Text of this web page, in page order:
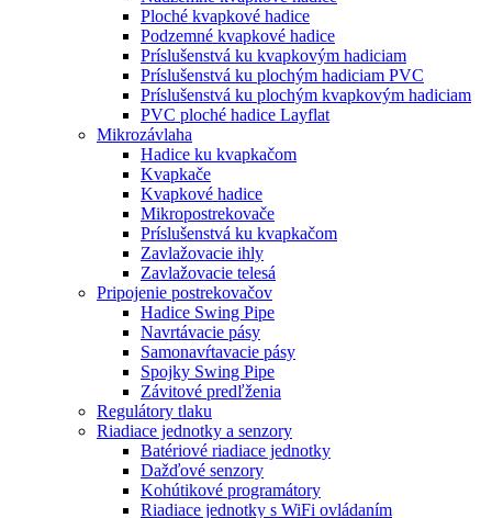
Ploché kvapkové hadice
Podzemné kvapkové hadice
Príslušenstvá ku kvapkovým hadiciam
Príslušenstvá ku plochým hadiciam PVC
Príslušenstvá ku plochým kvapkovým hadiciam
PVC ploché hadice Layflat
Mikrozávlaha
Hadice ku kvapkačom
Kvapkače
Kvapkové hadice
Mikropostrekovače
Príslušenstvá ku kvapkačom
Zavlažovacie ihly
Zavlažovacie telesá
Pripojenie postrekovačov
Hadice Swing Pipe
Navrtávacie pásy
Samonavŕtavacie pásy
Spojky Swing Pipe
Závitové predľženia
Regulátory tlaku
Riadiace jednotky a senzory
Batériové riadiace jednotky
Dažďové senzory
Kohútikové programátory
Riadiace jednotky s WiFi ovládaním